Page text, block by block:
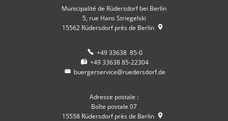
Municipalité de Rüdersdorf bei Berlin
5, rue Hans Striegelski
15562 Rüdersdorf près de Berlin
+49 33638 85-0
+49 33638 85-22304
buergerservice@ruedersdorf.de
Adresse postale :
Boîte postale 07
15558 Rüdersdorf près de Berlin